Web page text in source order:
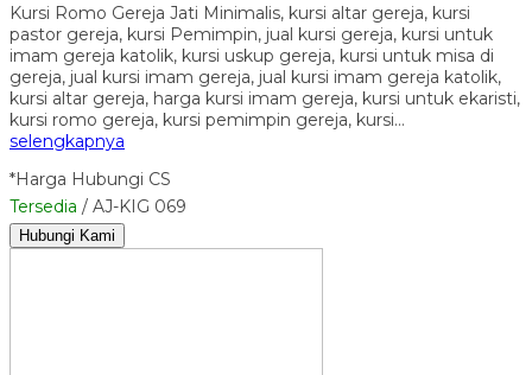
Kursi Romo Gereja Jati Minimalis, kursi altar gereja, kursi
pastor gereja, kursi Pemimpin, jual kursi gereja, kursi untuk
imam gereja katolik, kursi uskup gereja, kursi untuk misa di
gereja, jual kursi imam gereja, jual kursi imam gereja katolik,
kursi altar gereja, harga kursi imam gereja, kursi untuk ekaristi,
kursi romo gereja, kursi pemimpin gereja, kursi…
selengkapnya
*Harga Hubungi CS
Tersedia / AJ-KIG 069
Hubungi Kami